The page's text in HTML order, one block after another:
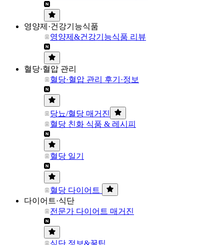
영양제·건강기능식품
영양제&건강기능식품 리뷰
혈당·혈압 관리
혈당·혈압 관리 후기·정보
당뇨/혈당 매거진
혈당 친화 식품 & 레시피
혈당 일기
혈당 다이어트
다이어트·식단
전문가 다이어트 매거진
식단 정보&꿀팁